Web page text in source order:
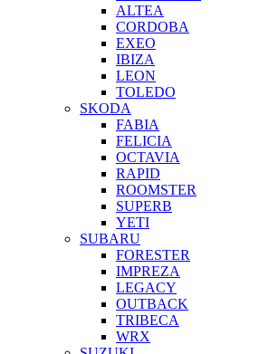
ALTEA
CORDOBA
EXEO
IBIZA
LEON
TOLEDO
SKODA
FABIA
FELICIA
OCTAVIA
RAPID
ROOMSTER
SUPERB
YETI
SUBARU
FORESTER
IMPREZA
LEGACY
OUTBACK
TRIBECA
WRX